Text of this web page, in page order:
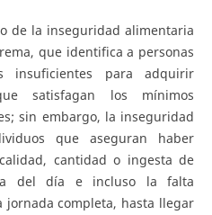
de la inseguridad alimentaria
que identifica a personas
insuficientes para adquirir
satisfagan los mínimos
sin embargo, la inseguridad
que aseguran haber
cantidad o ingesta de
del día e incluso la falta
jornada completa, hasta llegar